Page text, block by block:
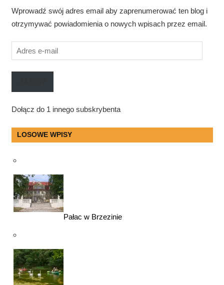
Wprowadź swój adres email aby zaprenumerować ten blog i
otrzymywać powiadomienia o nowych wpisach przez email.
Adres
e-
mail
Dołącz do 1 innego subskrybenta
LOSOWE WPISY
Pałac w Brzezinie